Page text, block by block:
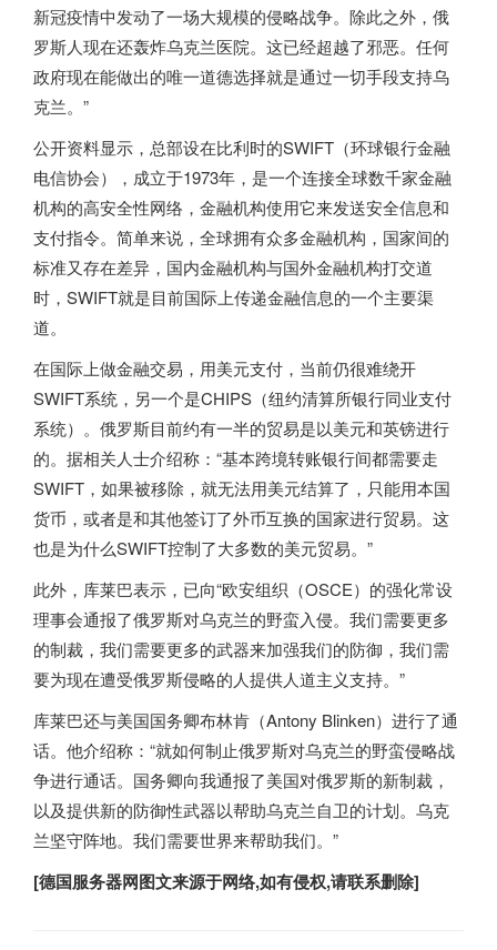
新冠疫情中发动了一场大规模的侵略战争。除此之外，俄
罗斯人现在还轰炸乌克兰医院。这已经超越了邪恶。任何
政府现在能做出的唯一道德选择就是通过一切手段支持乌
克兰。”
公开资料显示，总部设在比利时的SWIFT（环球银行金融
电信协会），成立于1973年，是一个连接全球数千家金融
机构的高安全性网络，金融机构使用它来发送安全信息和
支付指令。简单来说，全球拥有众多金融机构，国家间的
标准又存在差异，国内金融机构与国外金融机构打交道
时，SWIFT就是目前国际上传递金融信息的一个主要渠
道。
在国际上做金融交易，用美元支付，当前仍很难绕开
SWIFT系统，另一个是CHIPS（纽约清算所银行同业支付
系统）。俄罗斯目前约有一半的贸易是以美元和英镑进行
的。据相关人士介绍称：“基本跨境转账银行间都需要走
SWIFT，如果被移除，就无法用美元结算了，只能用本国
货币，或者是和其他签订了外币互换的国家进行贸易。这
也是为什么SWIFT控制了大多数的美元贸易。”
此外，库莱巴表示，已向“欧安组织（OSCE）的强化常设
理事会通报了俄罗斯对乌克兰的野蛮入侵。我们需要更多
的制裁，我们需要更多的武器来加强我们的防御，我们需
要为现在遭受俄罗斯侵略的人提供人道主义支持。”
库莱巴还与美国国务卿布林肯（Antony Blinken）进行了通
话。他介绍称：“就如何制止俄罗斯对乌克兰的野蛮侵略战
争进行通话。国务卿向我通报了美国对俄罗斯的新制裁，
以及提供新的防御性武器以帮助乌克兰自卫的计划。乌克
兰坚守阵地。我们需要世界来帮助我们。”
[德国服务器网图文来源于网络,如有侵权,请联系删除]